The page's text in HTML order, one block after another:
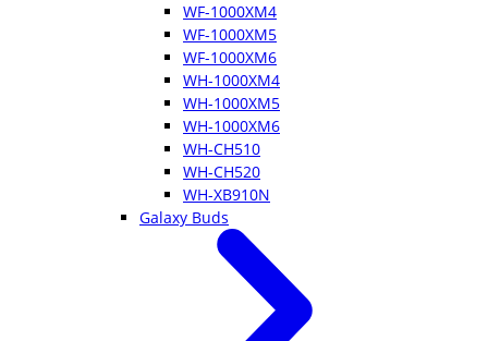
WF-1000XM4
WF-1000XM5
WF-1000XM6
WH-1000XM4
WH-1000XM5
WH-1000XM6
WH-CH510
WH-CH520
WH-XB910N
Galaxy Buds